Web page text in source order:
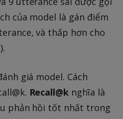
của model là gán điểm
và thấp hơn cho
giá model. Cách
Recall@k nghĩa là
phản hồi tốt nhất trong